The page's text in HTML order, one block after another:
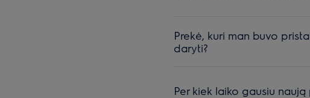
Prekė, kuri man buvo
daryti?
Per kiek laiko gausiu